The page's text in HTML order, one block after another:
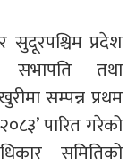
प्रदेश
सभापति तथा
सम्पन्न प्रथम
पारित गरेको
समितिको